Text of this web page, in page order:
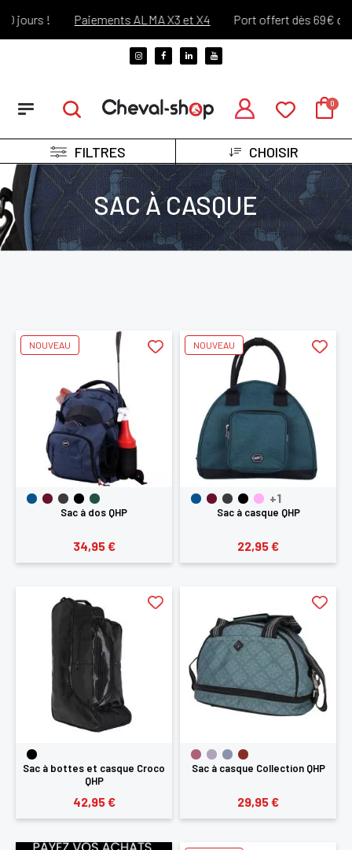
jours ! Paiements ALMA X3 et X4 Port offert dès 69€
FILTRES CHOISIR
SAC À CASQUE
Sac à dos QHP
34,95 €
NOUVEAU
+1
Sac à casque QHP
22,95 €
NOUVEAU
Sac à bottes et casque Croco
QHP
42,95 €
Sac à casque Collection QHP
29,95 €